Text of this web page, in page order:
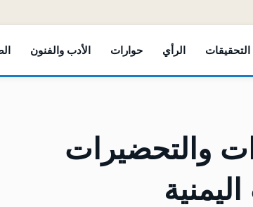
التحقيقات الرأي حوارات الأدب والفنون
والتحضيرات